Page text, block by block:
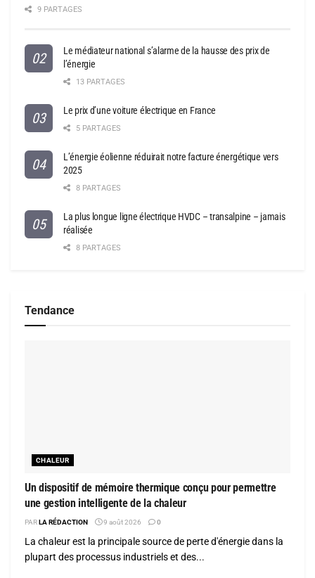
9 PARTAGES
Le médiateur national s’alarme de la hausse des prix de
l’énergie
13 PARTAGES
Le prix d’une voiture électrique en France
5 PARTAGES
L’énergie éolienne réduirait notre facture énergétique vers
2025
8 PARTAGES
La plus longue ligne électrique HVDC – transalpine – jamais
réalisée
8 PARTAGES
Tendance
CHALEUR
Un dispositif de mémoire thermique conçu pour permettre
une gestion intelligente de la chaleur
PARLA RÉDACTION 9 août 2026 0
La chaleur est la principale source de perte d'énergie dans la
plupart des processus industriels et des...